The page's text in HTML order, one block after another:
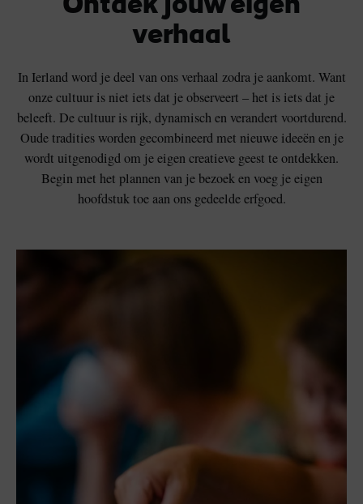
Ontdek jouw eigen
verhaal
In Ierland word je deel van ons verhaal zodra je aankomt. Want
onze cultuur is niet iets dat je observeert – het is iets dat je
beleeft. De cultuur is rijk, dynamisch en verandert voortdurend.
Oude tradities worden gecombineerd met nieuwe ideeën en je
wordt uitgenodigd om je eigen creatieve geest te ontdekken.
Begin met het plannen van je bezoek en voeg je eigen
hoofdstuk toe aan ons gedeelde erfgoed.